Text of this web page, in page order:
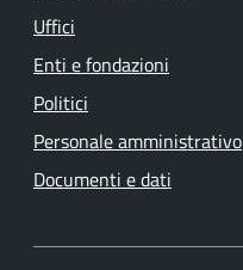
Uffici
Enti e fondazioni
Politici
Personale amministrativo
Documenti e dati